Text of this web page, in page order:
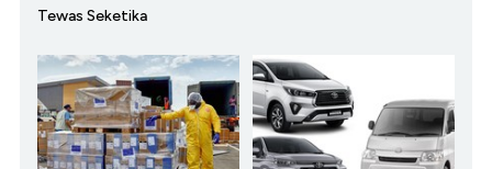
Tewas Seketika